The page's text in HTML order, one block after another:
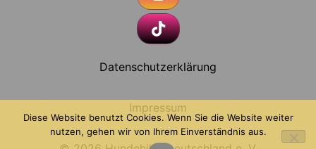
Datenschutzerklärung
Impressum
Diese Website benutzt Cookies. Wenn Sie die Website weiter
nutzen, gehen wir von Ihrem Einverständnis aus.